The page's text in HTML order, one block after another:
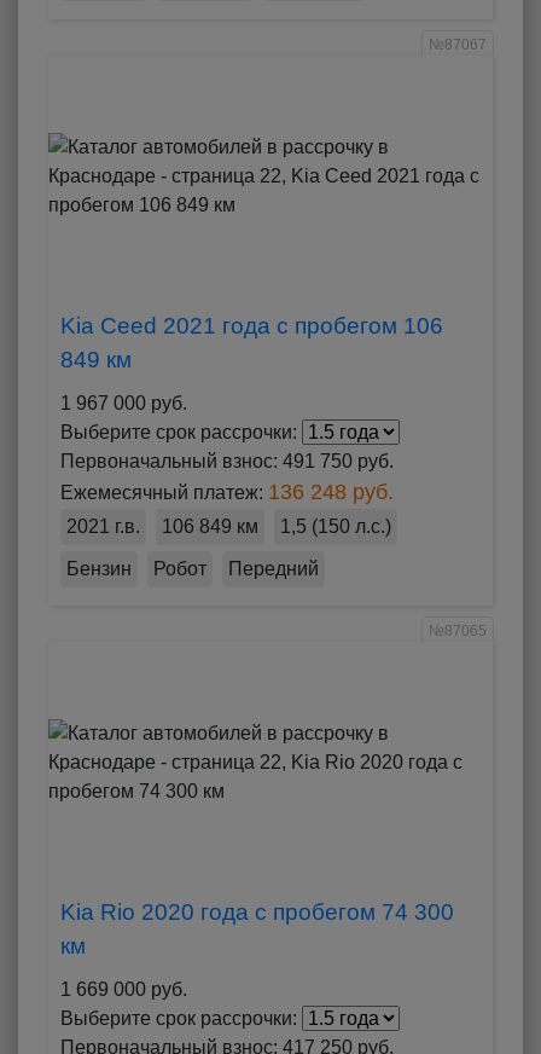
№87067
Kia Ceed 2021 года с пробегом 106
849 км
1 967 000 руб.
Выберите срок рассрочки:
Первоначальный взнос: 491 750 руб.
Ежемесячный платеж: 136 248 руб.
2021 г.в. 106 849 км 1,5 (150 л.с.)
Бензин Робот Передний
№87065
Kia Rio 2020 года с пробегом 74 300
км
1 669 000 руб.
Выберите срок рассрочки:
Первоначальный взнос: 417 250 руб.